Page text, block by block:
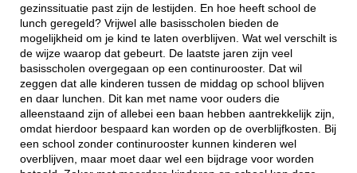
gezinssituatie past zijn de lestijden. En hoe heeft school de
lunch geregeld? Vrijwel alle basisscholen bieden de
mogelijkheid om je kind te laten overblijven. Wat wel verschilt is
de wijze waarop dat gebeurt. De laatste jaren zijn veel
basisscholen overgegaan op een continurooster. Dat wil
zeggen dat alle kinderen tussen de middag op school blijven
en daar lunchen. Dit kan met name voor ouders die
alleenstaand zijn of allebei een baan hebben aantrekkelijk zijn,
omdat hierdoor bespaard kan worden op de overblijfkosten. Bij
een school zonder continurooster kunnen kinderen wel
overblijven, maar moet daar wel een bijdrage voor worden